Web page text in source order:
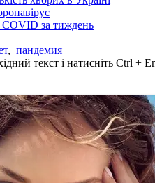
COVID за тиждень
, пандемия
текст і натисніть Ctrl +